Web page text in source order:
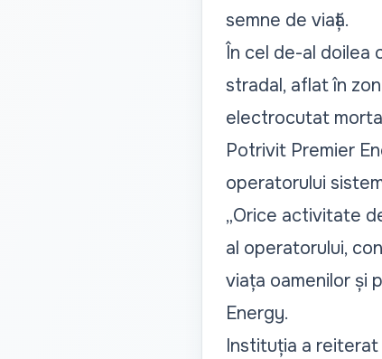
semne de viață.
În cel de-al doilea
stradal, aflat în
electrocutat
Potrivit Premier
operatorului
„Orice activitate
al operatorului,
viața oamenilor și
Energy.
Instituția a